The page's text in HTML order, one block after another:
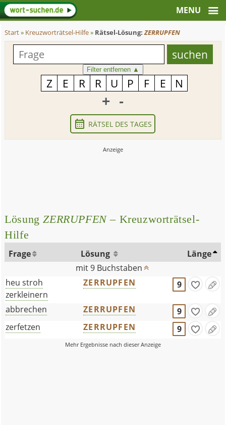
Start» Kreuzworträtsel-Hilfe» Rätsel-Lösung:ZERRUPFEN
Filter entfernen ▲
+ -
RÄTSEL DES TAGES
LösungZERRUPFEN– Kreuzworträtsel-
Hilfe
Frage Lösung
Länge
mit 9 Buchstaben
heu stroh
zerkleinern
ZERRUPFEN 9
abbrechen ZERRUPFEN
9
zerfetzen
ZERRUPFEN 9